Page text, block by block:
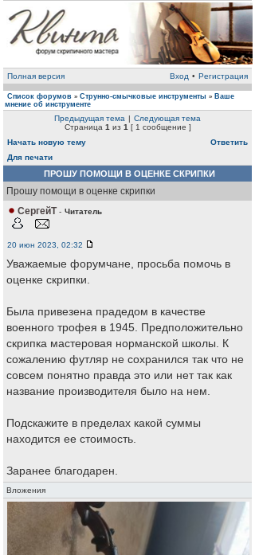
Полная версия Вход • Регистрация
Список форумов » Струнно-смычковые инструменты » Ваше
мнение об инструменте
Предыдущая тема | Следующая тема
Страница 1 из 1 [ 1 сообщение ]
Начать новую тему
Ответить
Для печати
ПРОШУ ПОМОЩИ В ОЦЕНКЕ СКРИПКИ
Прошу помощи в оценке скрипки
СергейТ - Читатель
20 июн 2023, 02:32
Уважаемые форумчане, просьба помочь в
оценке скрипки.
Была привезена прадедом в качестве
военного трофея в 1945. Предположительно
скрипка мастеровая норманской школы. К
сожалению футляр не сохранился так что не
совсем понятно правда это или нет так как
название производителя было на нем.
Подскажите в пределах какой суммы
находится ее стоимость.
Заранее благодарен.
Вложения